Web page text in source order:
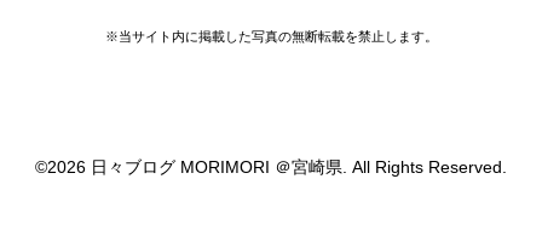
※当サイト内に掲載した写真の無断転載を禁止します。
©2026 日々ブログ MORIMORI ＠宮崎県. All Rights Reserved.